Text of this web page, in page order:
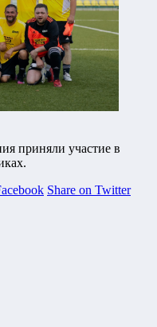
приняли участие в
Share on Twitter